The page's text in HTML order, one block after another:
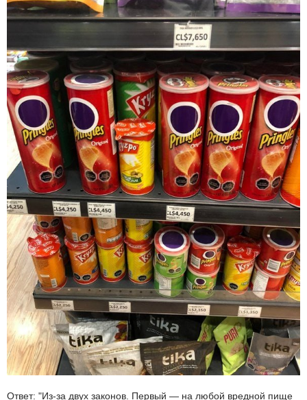
Ответ: "Из-за двух законов. Первый — на любой вредной пище